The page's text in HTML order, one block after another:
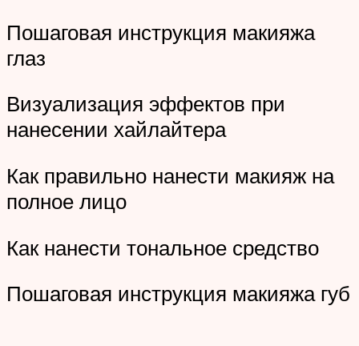
Пошаговая инструкция макияжа
глаз
Визуализация эффектов при
нанесении хайлайтера
Как правильно нанести макияж на
полное лицо
Как нанести тональное средство
Пошаговая инструкция макияжа губ